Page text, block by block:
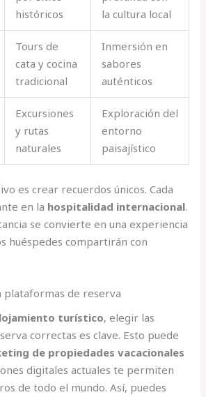
históricos
la cultura local
Tours de
cata y cocina
tradicional
Inmersión en
sabores
auténticos
Excursiones
y rutas
naturales
Exploración del
entorno
paisajístico
es crear recuerdos únicos. Cada
en la hospitalidad internacional.
se convierte en una experiencia
huéspedes compartirán con
plataformas de reserva
turístico, elegir las
correctas es clave. Esto puede
de propiedades vacacionales
digitales actuales te permiten
de todo el mundo. Así, puedes